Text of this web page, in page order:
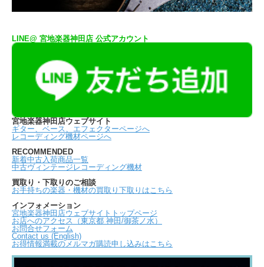
LINE@ 宮地楽器神田店 公式アカウント
宮地楽器神田店ウェブサイト
ギター、ベース、エフェクターページへ
レコーディング機材ページへ
RECOMMENDED
新着中古入荷商品一覧
中古ヴィンテージレコーディング機材
買取り・下取りのご相談
お手持ちの楽器・機材の買取り下取りはこちら
インフォメーション
宮地楽器神田店ウェブサイトトップページ
お店へのアクセス（東京都 神田/御茶ノ水）
お問合せフォーム
Contact us (English)
お得情報満載のメルマガ購読申し込みはこちら